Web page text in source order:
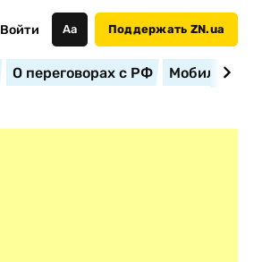
Войти Аа Поддержать ZN.ua
О переговорах с РФ